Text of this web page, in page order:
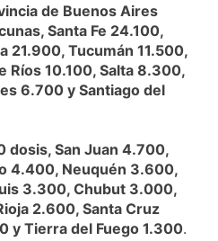
de Buenos Aires
Santa Fe 24.100,
21.900, Tucumán 11.500,
Ríos 10.100, Salta 8.300,
6.700 y Santiago del
dosis, San Juan 4.700,
4.400, Neuquén 3.600,
3.300, Chubut 3.000,
2.600, Santa Cruz
y Tierra del Fuego 1.300.